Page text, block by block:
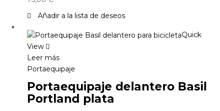
Añadir a la lista de deseos
Quick
View
Leer más
Portaequipaje
Portaequipaje delantero Basil
Portland plata